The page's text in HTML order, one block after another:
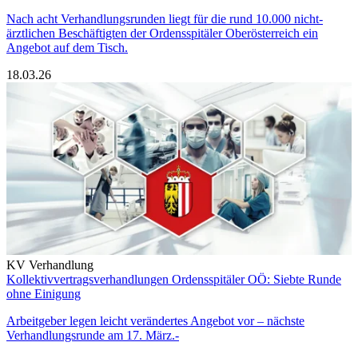
Nach acht Verhandlungsrunden liegt für die rund 10.000 nicht-
ärztlichen Beschäftigten der Ordensspitäler Oberösterreich ein
Angebot auf dem Tisch.
18.03.26
KV Verhandlung
Kollektivvertragsverhandlungen Ordensspitäler OÖ: Siebte Runde
ohne Einigung
Arbeitgeber legen leicht verändertes Angebot vor – nächste
Verhandlungsrunde am 17. März.-